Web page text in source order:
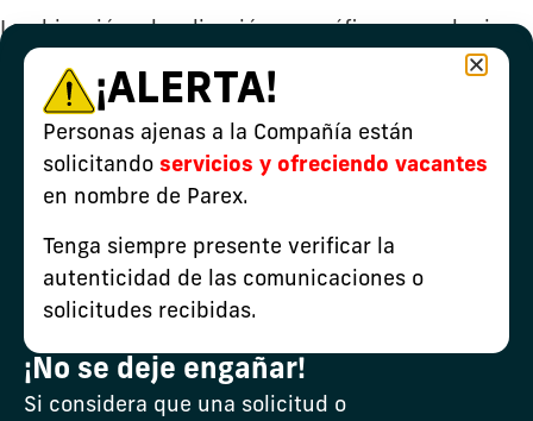
La ubicación o localización geográfica es cualquier
forma de localización en un contexto geográfico. A
continuación, podrá conocer de manera grafica la
ubicación y georreferenciación del bloque
autorizado por la Autoridad ambiental para el
desarrollo de las actividades de la compañía en cada
48.-AD_Llanos94_LAV0064-00-2021.pdf
¡ALERTA!
Personas ajenas a la Compañía están
solicitando servicios y ofreciendo vacantes
en nombre de Parex.
Tenga siempre presente verificar la
autenticidad de las comunicaciones o
solicitudes recibidas.
¡No se deje engañar!
Si considera que una solicitud o